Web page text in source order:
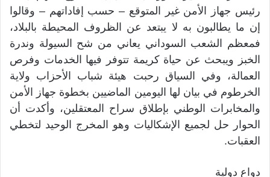
رئيس جهاز الأمن غير المتوقع – حسب إفاداتهم – وقالوا
إن ما يطالبون به لا يبتعد عن الظروف المحيطة بالبلاد،
فمعظم الشعب السوداني يعاني من شح السيولة وندرة
الخبز ويبحث عن حياة كريمة تتوفر فيها الخدمات وفرص
العمالة، وفي السياق رحبت هيئة شباب الأحزاب ولاية
الخرطوم في بيان لها اليومين الماضيين بخطوة جهاز الأمن
والمخابرات الوطني بإطلاق سراح المعتقلين، وأكدت أن
الحوار حل لجميع الإشكاليات وهو المخرج الوحيد لتخطي
العقبات.
دواعٍ دولية